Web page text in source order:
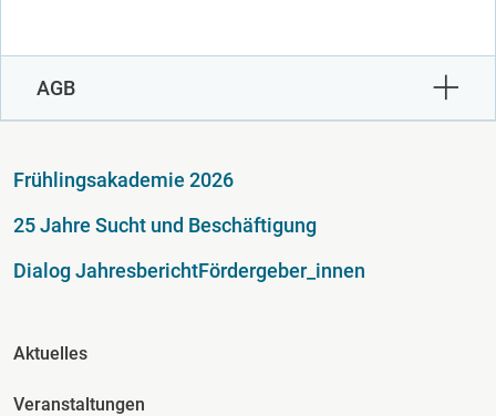
AGB
Fußzeile
Frühlingsakademie 2026
25 Jahre Sucht und Beschäftigung
Dialog JahresberichtFördergeber_innen
Fusszeile Spalte 2
Aktuelles
Veranstaltungen